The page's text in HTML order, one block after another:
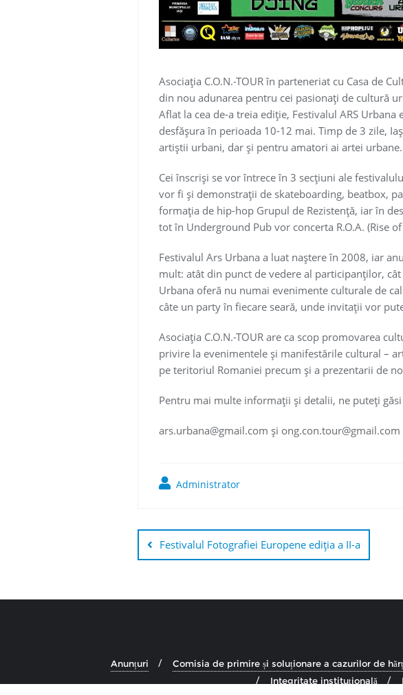
Asociația C.O.N.-TOUR în parteneriat cu Casa de
din nou adunarea pentru cei pasionaţi de cultură
Aflat la cea de-a treia ediţie, Festivalul ARS
desfășura în perioada 10-12 mai. Timp de 3 zile,
artiştii urbani, dar şi pentru amatori ai artei urbane.
Cei înscrişi se vor întrece în 3 secţiuni ale
vor fi și demonstrații de skateboarding, beatbox,
formația de hip-hop Grupul de Rezistență, iar în
tot în Underground Pub vor concerta R.O.A. (Rise
Festivalul Ars Urbana a luat naștere în 2008, iar
mult: atât din punct de vedere al participanților,
Urbana oferă nu numai evenimente culturale de
câte un party în fiecare seară, unde invitaţii vor
Asociația C.O.N.-TOUR are ca scop promovarea
privire la evenimentele și manifestările cultural –
pe teritoriul Romaniei precum și a prezentarii de
Pentru mai multe informaţii și detalii, ne puteţi
ars.urbana@gmail.com și ong.con.tour@gmail.com
Administrator
Navigare
în Festivalul Fotografiei Europene ediția a II-a
Anunțuri Comisia de primire și soluționare a cazurilor de
Integritate instituțională